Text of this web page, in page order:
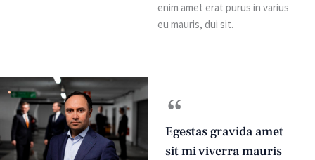
enim amet erat purus in varius
eu mauris, dui sit.
“
Egestas gravida amet
sit mi viverra mauris